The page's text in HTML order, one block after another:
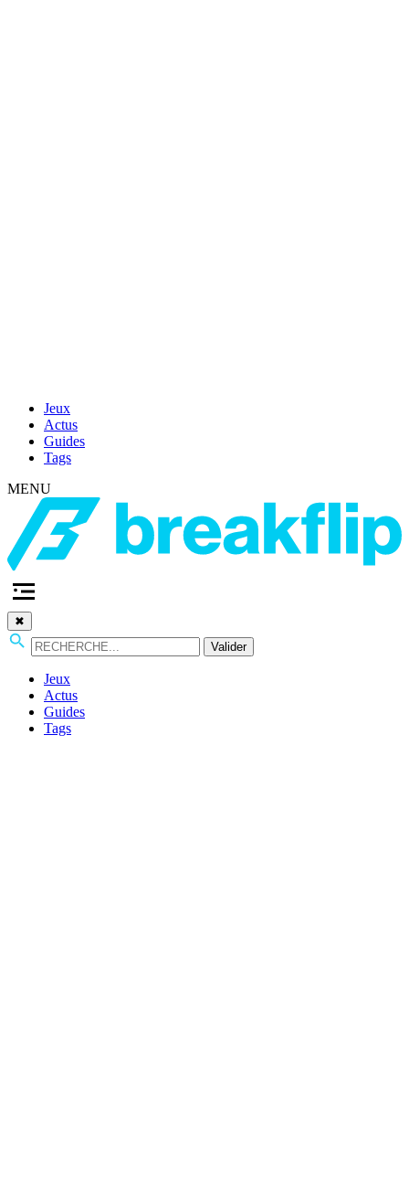
Jeux
Actus
Guides
Tags
MENU
✖
Valider
Jeux
Actus
Guides
Tags